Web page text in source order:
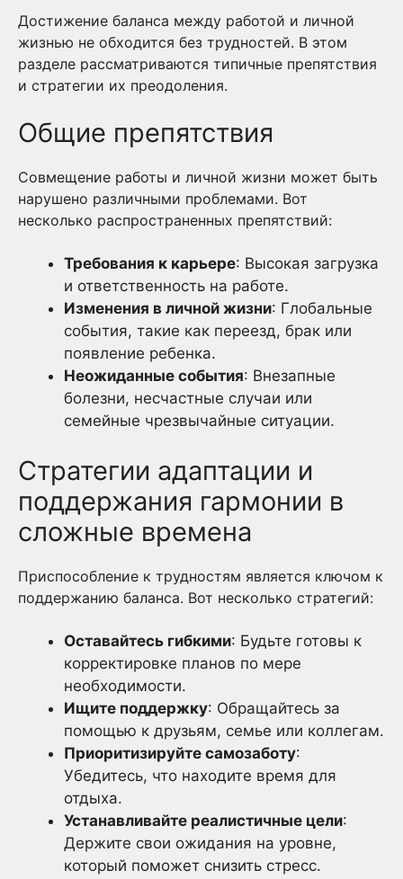
Достижение баланса между работой и личной
жизнью не обходится без трудностей. В этом
разделе рассматриваются типичные препятствия
и стратегии их преодоления.
Общие препятствия
Совмещение работы и личной жизни может быть
нарушено различными проблемами. Вот
несколько распространенных препятствий:
Требования к карьере: Высокая загрузка
и ответственность на работе.
Изменения в личной жизни: Глобальные
события, такие как переезд, брак или
появление ребенка.
Неожиданные события: Внезапные
болезни, несчастные случаи или
семейные чрезвычайные ситуации.
Стратегии адаптации и
поддержания гармонии в
сложные времена
Приспособление к трудностям является ключом к
поддержанию баланса. Вот несколько стратегий:
Оставайтесь гибкими: Будьте готовы к
корректировке планов по мере
необходимости.
Ищите поддержку: Обращайтесь за
помощью к друзьям, семье или коллегам.
Приоритизируйте самозаботу:
Убедитесь, что находите время для
отдыха.
Устанавливайте реалистичные цели:
Держите свои ожидания на уровне,
который поможет снизить стресс.